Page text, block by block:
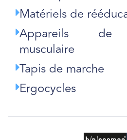
Matériels de
Appareils de
musculaire
Tapis de marche
Ergocycles